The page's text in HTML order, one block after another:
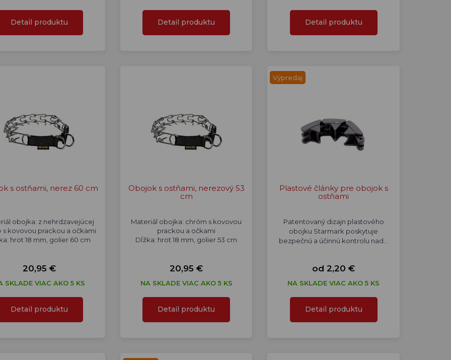
Detail produktu Detail produktu Detail produktu
s ostňami, nerez 60 cm
obojka: z nehrdzavejúcej
s kovovou prackou a očkami
hrot 18 mm, golier 60 cm
20,95 €
SKLADE VIAC AKO 5 KS
Detail produktu
Obojok s ostňami, nerezový 53
cm
Materiál obojka: chróm s kovovou
prackou a očkami
Dĺžka: hrot 18 mm, golier 53 cm
20,95 €
NA SKLADE VIAC AKO 5 KS
Detail produktu
Výpredaj
Plastové články pre obojok s
ostňami
Patentovaný dizajn plastového
obojku Starmark poskytuje
bezpečnú a účinnú kontrolu nad…
od 2,20 €
NA SKLADE VIAC AKO 5 KS
Detail produktu